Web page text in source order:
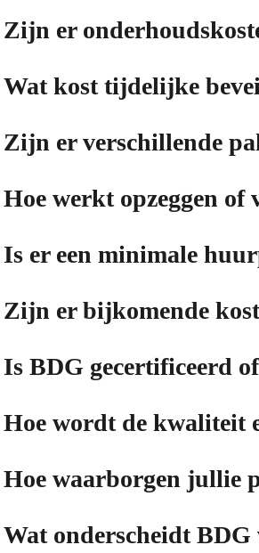
Zijn er
Wat kost tijdelijke
Zijn er verschillende
Hoe werkt opzeggen of
Is er een minimale
Zijn er bijkomende
Is BDG gecertificeerd
Hoe wordt de kwaliteit
Hoe waarborgen jullie
Wat onderscheidt BDG